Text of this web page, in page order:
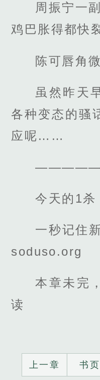
周振宁一
鸡巴胀得都快
陈可唇角
虽然昨天
各种变态的骚
应呢……
今天的1杀
一秒记住
soduso.org
本章未完
读
上一章 书页